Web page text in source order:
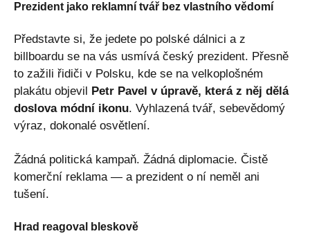
Prezident jako reklamní tvář bez vlastního vědomí
Představte si, že jedete po polské dálnici a z
billboardu se na vás usmívá český prezident. Přesně
to zažili řidiči v Polsku, kde se na velkoplošném
plakátu objevil Petr Pavel v úpravě, která z něj dělá
doslova módní ikonu. Vyhlazená tvář, sebevědomý
výraz, dokonalé osvětlení.
Žádná politická kampaň. Žádná diplomacie. Čistě
komerční reklama — a prezident o ní neměl ani
tušení.
Hrad reagoval bleskově